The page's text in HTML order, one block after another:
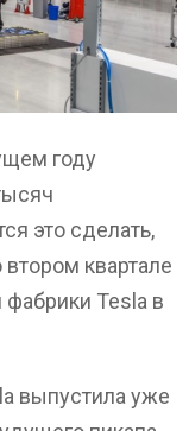
году
это сделать,
квартале
фабрики Tesla в
выпустила уже